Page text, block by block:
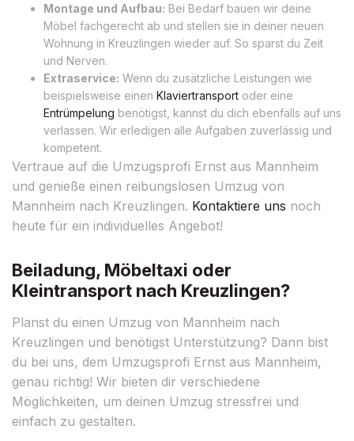
Montage und Aufbau: Bei Bedarf bauen wir deine
Möbel fachgerecht ab und stellen sie in deiner neuen
Wohnung in Kreuzlingen wieder auf. So sparst du Zeit
und Nerven.
Extraservice: Wenn du zusätzliche Leistungen wie
beispielsweise einen Klaviertransport oder eine
Entrümpelung benötigst, kannst du dich ebenfalls auf uns
verlassen. Wir erledigen alle Aufgaben zuverlässig und
kompetent.
Vertraue auf die Umzugsprofi Ernst aus Mannheim
und genieße einen reibungslosen Umzug von
Mannheim nach Kreuzlingen. Kontaktiere uns noch
heute für ein individuelles Angebot!
Beiladung, Möbeltaxi oder
Kleintransport nach Kreuzlingen?
Planst du einen Umzug von Mannheim nach
Kreuzlingen und benötigst Unterstützung? Dann bist
du bei uns, dem Umzugsprofi Ernst aus Mannheim,
genau richtig! Wir bieten dir verschiedene
Möglichkeiten, um deinen Umzug stressfrei und
einfach zu gestalten.